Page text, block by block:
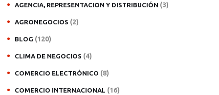
AGENCIA, REPRESENTACION Y DISTRIBUCIÓN (3)
AGRONEGOCIOS (2)
BLOG (120)
CLIMA DE NEGOCIOS (4)
COMERCIO ELECTRÓNICO (8)
COMERCIO INTERNACIONAL (16)